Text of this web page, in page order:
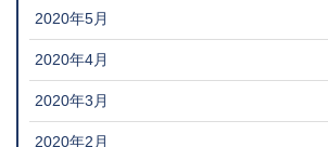
2020年5月
2020年4月
2020年3月
2020年2月